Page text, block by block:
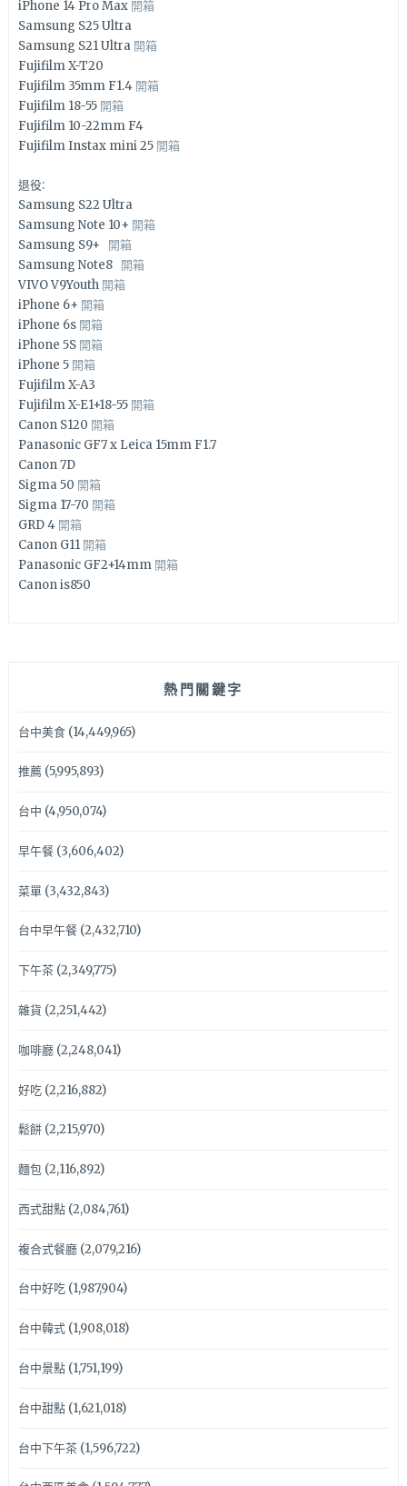
iPhone 14 Pro Max 開箱
Samsung S25 Ultra
Samsung S21 Ultra 開箱
Fujifilm X-T20
Fujifilm 35mm F1.4 開箱
Fujifilm 18-55 開箱
Fujifilm 10-22mm F4
Fujifilm Instax mini 25 開箱
退役:
Samsung S22 Ultra
Samsung Note 10+ 開箱
Samsung S9+ 開箱
Samsung Note8 開箱
VIVO V9Youth 開箱
iPhone 6+ 開箱
iPhone 6s 開箱
iPhone 5S 開箱
iPhone 5 開箱
Fujifilm X-A3
Fujifilm X-E1+18-55 開箱
Canon S120 開箱
Panasonic GF7 x Leica 15mm F1.7
Canon 7D
Sigma 50 開箱
Sigma 17-70 開箱
GRD 4 開箱
Canon G11 開箱
Panasonic GF2+14mm 開箱
Canon is850
熱門關鍵字
台中美食(14,449,965)
推薦(5,995,893)
台中 (4,950,074)
早午餐(3,606,402)
菜單(3,432,843)
台中早午餐(2,432,710)
下午茶(2,349,775)
雜貨 (2,251,442)
咖啡廳(2,248,041)
好吃(2,216,882)
鬆餅(2,215,970)
麵包(2,116,892)
西式甜點(2,084,761)
複合式餐廳(2,079,216)
台中好吃(1,987,904)
台中韓式(1,908,018)
台中景點(1,751,199)
台中甜點(1,621,018)
台中下午茶(1,596,722)